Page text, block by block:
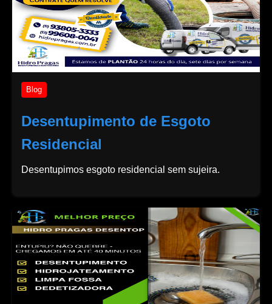
Blog
Desentupimento de Esgoto
Residencial
Desentupimos esgoto residencial sem sujeira.